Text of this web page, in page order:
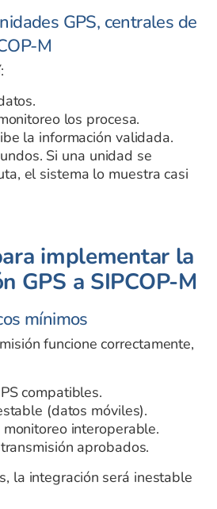
GPS, centrales de
M
los procesa.
la información validada.
Si una unidad se
el sistema lo muestra casi
implementar la
GPS a SIPCOP-M
mínimos
funcione correctamente,
compatibles.
(datos móviles).
interoperable.
aprobados.
la integración será inestable